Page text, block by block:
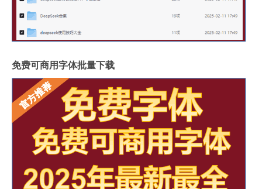
免费可商用字体批量下载